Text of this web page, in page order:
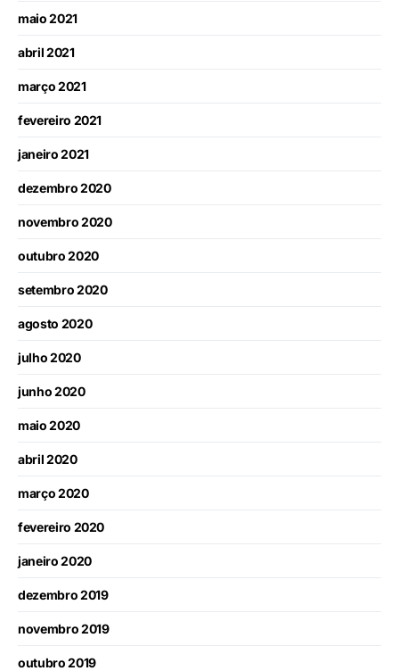
maio 2021
abril 2021
março 2021
fevereiro 2021
janeiro 2021
dezembro 2020
novembro 2020
outubro 2020
setembro 2020
agosto 2020
julho 2020
junho 2020
maio 2020
abril 2020
março 2020
fevereiro 2020
janeiro 2020
dezembro 2019
novembro 2019
outubro 2019